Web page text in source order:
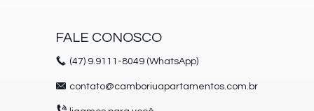
FALE CONOSCO
(47) 9.9111-8049 (WhatsApp)
contato@camboriuapartamentos.com.br